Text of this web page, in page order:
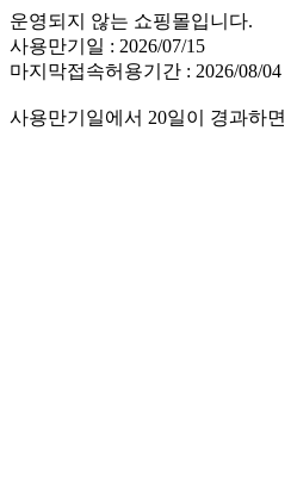
운영되지 않는 쇼핑몰입니다.
사용만기일 : 2026/07/15
마지막접속허용기간 : 2026/08/04
사용만기일에서 20일이 경과하